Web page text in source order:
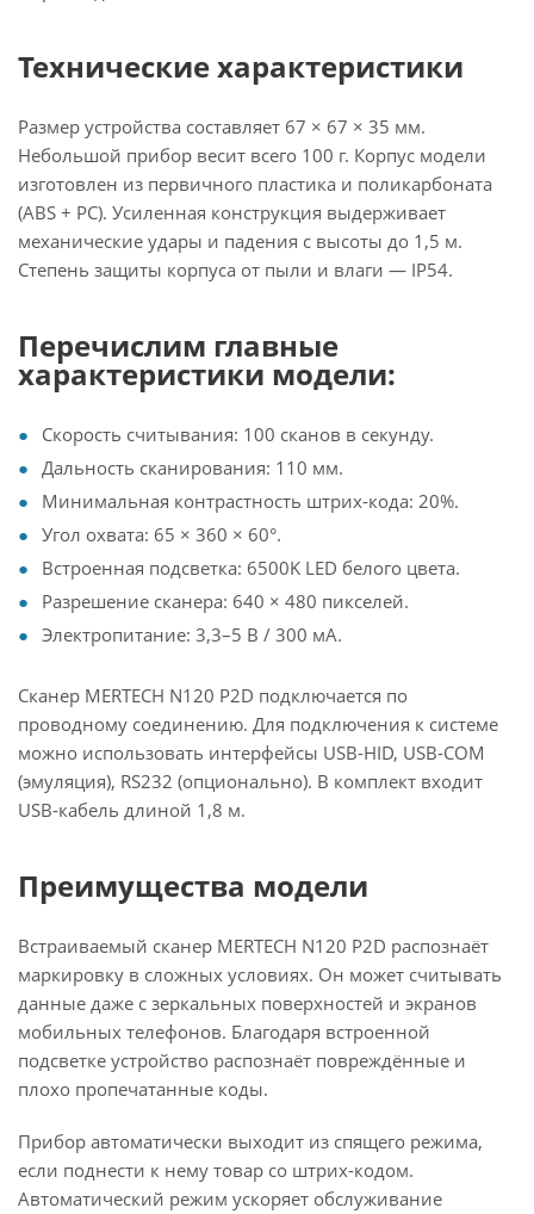
Технические характеристики
Размер устройства составляет 67 × 67 × 35 мм.
Небольшой прибор весит всего 100 г. Корпус модели
изготовлен из первичного пластика и поликарбоната
(ABS + PC). Усиленная конструкция выдерживает
механические удары и падения с высоты до 1,5 м.
Степень защиты корпуса от пыли и влаги — IP54.
Перечислим главные
характеристики модели:
Скорость считывания: 100 сканов в секунду.
Дальность сканирования: 110 мм.
Минимальная контрастность штрих-кода: 20%.
Угол охвата: 65 × 360 × 60°.
Встроенная подсветка: 6500K LED белого цвета.
Разрешение сканера: 640 × 480 пикселей.
Электропитание: 3,3–5 В / 300 мА.
Сканер MERTECH N120 P2D подключается по
проводному соединению. Для подключения к системе
можно использовать интерфейсы USB-HID, USB-COM
(эмуляция), RS232 (опционально). В комплект входит
USB-кабель длиной 1,8 м.
Преимущества модели
Встраиваемый сканер MERTECH N120 P2D распознаёт
маркировку в сложных условиях. Он может считывать
данные даже с зеркальных поверхностей и экранов
мобильных телефонов. Благодаря встроенной
подсветке устройство распознаёт повреждённые и
плохо пропечатанные коды.
Прибор автоматически выходит из спящего режима,
если поднести к нему товар со штрих-кодом.
Автоматический режим ускоряет обслуживание